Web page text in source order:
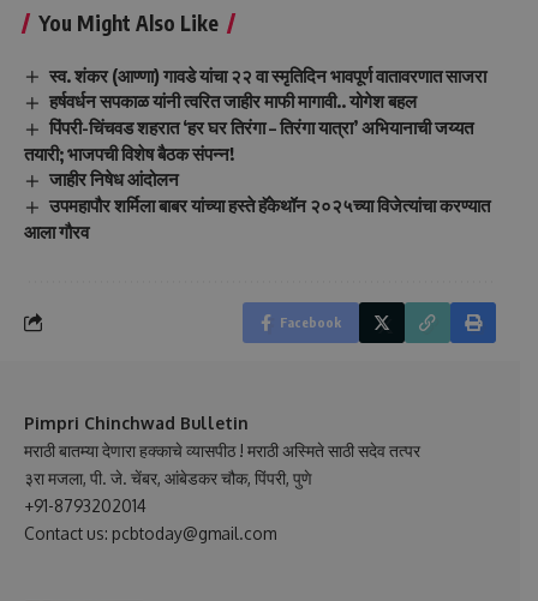
You Might Also Like
स्व. शंकर (आण्णा) गावडे यांचा २२ वा स्मृतिदिन भावपूर्ण वातावरणात साजरा
हर्षवर्धन सपकाळ यांनी त्वरित जाहीर माफी मागावी.. योगेश बहल
पिंपरी-चिंचवड शहरात ‘हर घर तिरंगा – तिरंगा यात्रा’ अभियानाची जय्यत
तयारी; भाजपची विशेष बैठक संपन्न!
जाहीर निषेध आंदोलन
उपमहापौर शर्मिला बाबर यांच्या हस्ते हॅकेथॉन २०२५च्या विजेत्यांचा करण्यात
आला गौरव
Facebook
Pimpri Chinchwad Bulletin
मराठी बातम्या देणारा हक्काचे व्यासपीठ ! मराठी अस्मिते साठी सदेव तत्पर
३रा मजला, पी. जे. चेंबर, आंबेडकर चौक, पिंपरी, पुणे
+91-8793202014
Contact us: pcbtoday@gmail.com